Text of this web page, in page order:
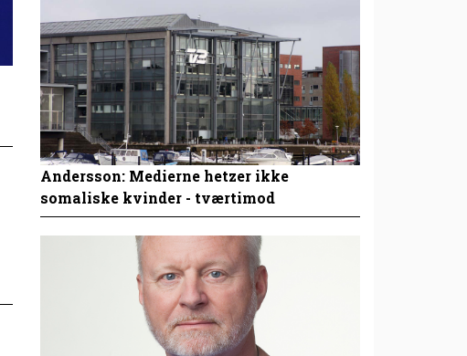
Andersson: Medierne hetzer ikke
somaliske kvinder - tværtimod